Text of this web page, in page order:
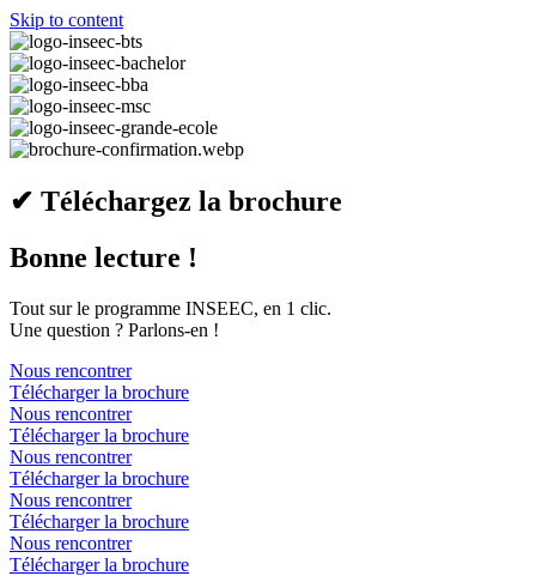
Skip to content
✔ Téléchargez la brochure
Bonne lecture !
Tout sur le programme INSEEC, en 1 clic.
Une question ? Parlons-en !
Nous rencontrer
Télécharger la brochure
Nous rencontrer
Télécharger la brochure
Nous rencontrer
Télécharger la brochure
Nous rencontrer
Télécharger la brochure
Nous rencontrer
Télécharger la brochure